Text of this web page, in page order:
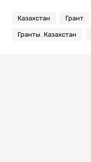
Казахстан Грант
Гранты. Казахстан